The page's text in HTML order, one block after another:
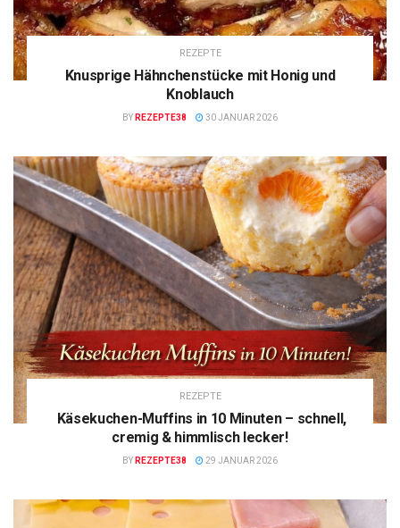
REZEPTE
Knusprige Hähnchenstücke mit Honig und
Knoblauch
BY REZEPTE38 30 JANUAR 2026
REZEPTE
Käsekuchen-Muffins in 10 Minuten – schnell,
cremig & himmlisch lecker!
BY REZEPTE38 29 JANUAR 2026